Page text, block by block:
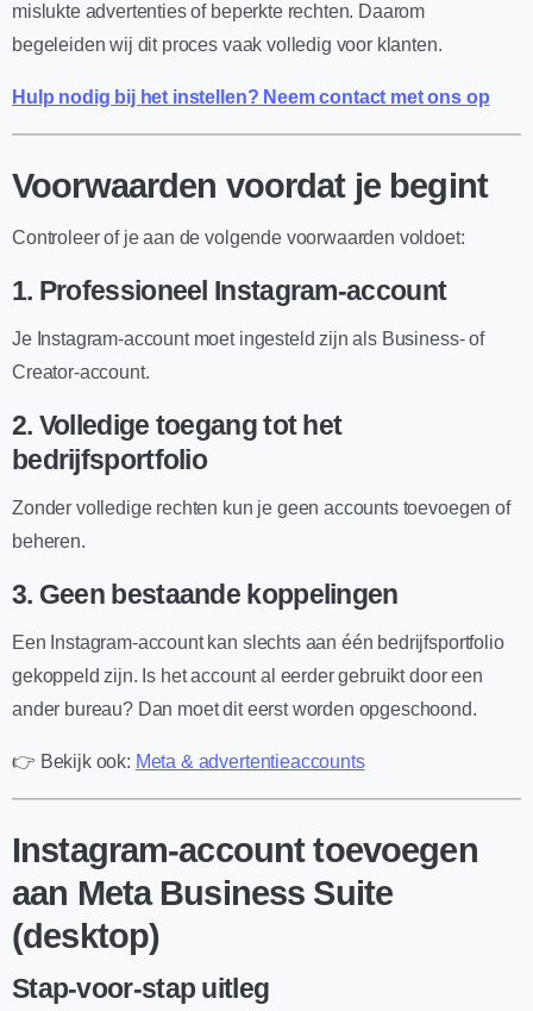
mislukte advertenties of beperkte rechten. Daarom
begeleiden wij dit proces vaak volledig voor klanten.
Hulp nodig bij het instellen? Neem contact met ons op
Voorwaarden voordat je begint
Controleer of je aan de volgende voorwaarden voldoet:
1. Professioneel Instagram-account
Je Instagram-account moet ingesteld zijn als Business- of
Creator-account.
2. Volledige toegang tot het
bedrijfsportfolio
Zonder volledige rechten kun je geen accounts toevoegen of
beheren.
3. Geen bestaande koppelingen
Een Instagram-account kan slechts aan één bedrijfsportfolio
gekoppeld zijn. Is het account al eerder gebruikt door een
ander bureau? Dan moet dit eerst worden opgeschoond.
👉 Bekijk ook: Meta & advertentieaccounts
Instagram-account toevoegen
aan Meta Business Suite
(desktop)
Stap-voor-stap uitleg